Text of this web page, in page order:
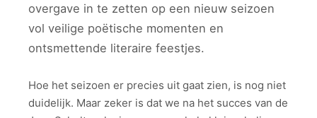
overgave in te zetten op een nieuw seizoen
vol veilige poëtische momenten en
ontsmettende literaire feestjes.
Hoe het seizoen er precies uit gaat zien, is nog niet
duidelijk. Maar zeker is dat we na het succes van de